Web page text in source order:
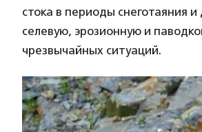
стока в периоды снеготаяния
селевую, эрозионную и
чрезвычайных ситуаций.